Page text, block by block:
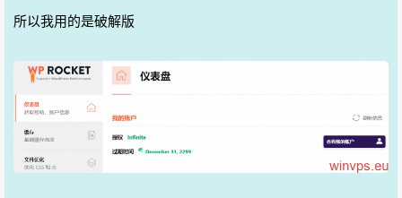
所以我用的是破解版